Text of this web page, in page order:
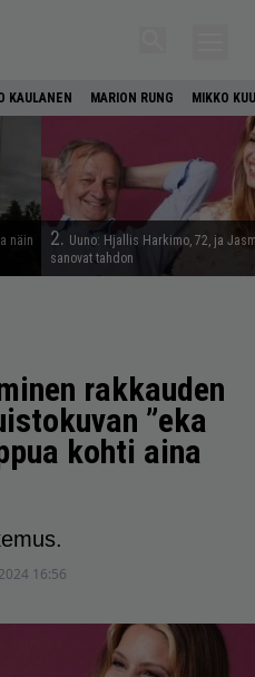
KAULANEN MARION RUNG MIKKO
näin
2. Uuno: Hjallis Harkimo, 72, ja
sanovat tahdon
rakkauden
”eka
kohti aina
16:56